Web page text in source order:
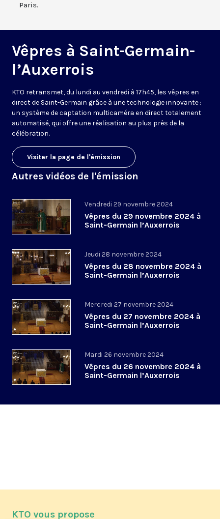
Paris.
Vêpres à Saint-Germain-
l’Auxerrois
KTO retransmet, du lundi au vendredi à 17h45, les vêpres en
direct de Saint-Germain grâce à une technologie innovante :
un système de captation multicaméra en direct totalement
automatisé, qui offre une réalisation au plus près de la
célébration.
Visiter la page de l'émission
Autres vidéos de l'émission
Vendredi 29 novembre 2024
Vêpres du 29 novembre 2024 à
Saint-Germain l’Auxerrois
Jeudi 28 novembre 2024
Vêpres du 28 novembre 2024 à
Saint-Germain l’Auxerrois
Mercredi 27 novembre 2024
Vêpres du 27 novembre 2024 à
Saint-Germain l’Auxerrois
Mardi 26 novembre 2024
Vêpres du 26 novembre 2024 à
Saint-Germain l’Auxerrois
KTO vous propose